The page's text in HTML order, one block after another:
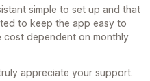
simple to set up and that
to keep the app easy to
cost dependent on monthly
appreciate your support.